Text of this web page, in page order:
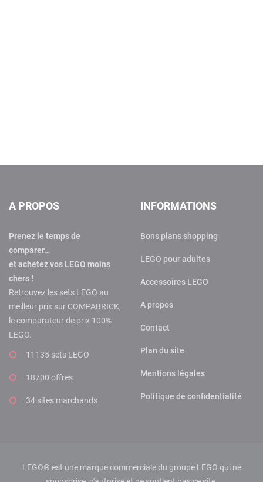
A PROPOS
Prenez le temps de
comparer…
et achetez vos LEGO moins
chers !
Retrouvez les sets LEGO au
meilleur prix sur COMPABRICK,
le comparateur de prix 100%
LEGO.
11135 sets LEGO
18700 offres
34 sites marchands
INFORMATIONS
Bons plans shopping
LEGO pour adultes
Accessoires LEGO
A propos
Contact
Plan du site
Mentions légales
Politique de confidentialité
LEGO® est une marque commerciale du groupe LEGO qui ne